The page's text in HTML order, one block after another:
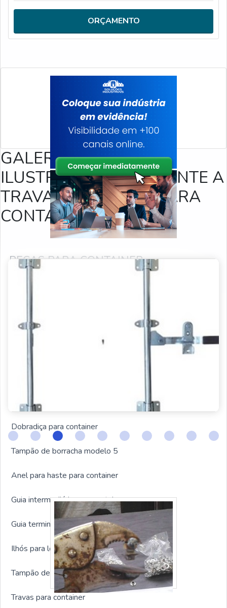
PRODUTOA trava de de baú reforça a segurança do
veículo com sistema de travamento exclusivo, possui 2
chaves anti micha exclusiva com códig
ORÇAMENTO
PEÇAS PARA CONTAINER
PRODUTOS RELACIONADOS
Fechadura para container
Peças para container
Trava de segurança para container
Respiro para container
Dobradiça para container
Tampão de borracha modelo 5
Anel para haste para container
Guia intermediária para container
Guia terminal para container
Ilhós para lona para container
Tampão de borracha para container
Travas para container
GALERIA DE IMAGENS
ILUSTRATIVAS REFERENTE A
TRAVA MAGNETICA PARA
CONTAINER